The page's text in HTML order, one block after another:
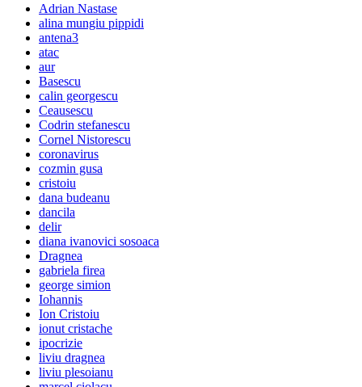
Adrian Nastase
alina mungiu pippidi
antena3
atac
aur
Basescu
calin georgescu
Ceausescu
Codrin stefanescu
Cornel Nistorescu
coronavirus
cozmin gusa
cristoiu
dana budeanu
dancila
delir
diana ivanovici sosoaca
Dragnea
gabriela firea
george simion
Iohannis
Ion Cristoiu
ionut cristache
ipocrizie
liviu dragnea
liviu plesoianu